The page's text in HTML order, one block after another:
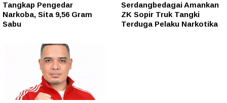
Tangkap Pengedar
Narkoba, Sita 9,56 Gram
Sabu
Serdangbedagai Amankan
ZK Sopir Truk Tangki
Terduga Pelaku Narkotika